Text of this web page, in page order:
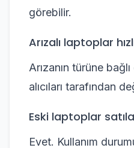
görebilir.
Arızalı laptoplar
Arızanın türüne
alıcıları tarafından
Eski laptoplar
Evet. Kullanım